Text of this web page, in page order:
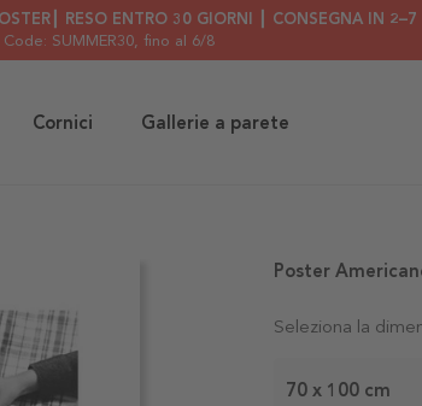
RESO ENTRO 30 GIORNI ┃ CONSEGNA IN 2–7
Code: SUMMER30, fino al 6/8
Cornici Gallerie a parete
Seleziona la
70 x 100 cm
Poster